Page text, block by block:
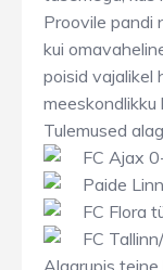
Proovile pandi
kui
poisid vajalikel
meeskondlikku
Tulemused
FC Ajax
Paide
FC Flora
FC
Alagrupis